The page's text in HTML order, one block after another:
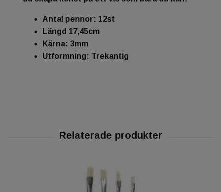
Antal pennor: 12st
Längd 17,45cm
Kärna: 3mm
Utformning: Trekantig